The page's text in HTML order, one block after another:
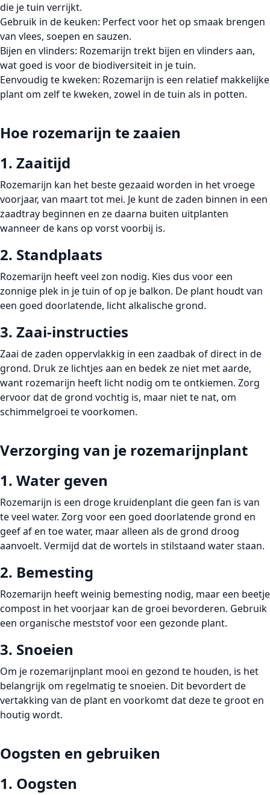
die je tuin verrijkt.
Gebruik in de keuken: Perfect voor het op smaak brengen
van vlees, soepen en sauzen.
Bijen en vlinders: Rozemarijn trekt bijen en vlinders aan,
wat goed is voor de biodiversiteit in je tuin.
Eenvoudig te kweken: Rozemarijn is een relatief makkelijke
plant om zelf te kweken, zowel in de tuin als in potten.
Hoe rozemarijn te zaaien
1. Zaaitijd
Rozemarijn kan het beste gezaaid worden in het vroege
voorjaar, van maart tot mei. Je kunt de zaden binnen in een
zaadtray beginnen en ze daarna buiten uitplanten
wanneer de kans op vorst voorbij is.
2. Standplaats
Rozemarijn heeft veel zon nodig. Kies dus voor een
zonnige plek in je tuin of op je balkon. De plant houdt van
een goed doorlatende, licht alkalische grond.
3. Zaai-instructies
Zaai de zaden oppervlakkig in een zaadbak of direct in de
grond. Druk ze lichtjes aan en bedek ze niet met aarde,
want rozemarijn heeft licht nodig om te ontkiemen. Zorg
ervoor dat de grond vochtig is, maar niet te nat, om
schimmelgroei te voorkomen.
Verzorging van je rozemarijnplant
1. Water geven
Rozemarijn is een droge kruidenplant die geen fan is van
te veel water. Zorg voor een goed doorlatende grond en
geef af en toe water, maar alleen als de grond droog
aanvoelt. Vermijd dat de wortels in stilstaand water staan.
2. Bemesting
Rozemarijn heeft weinig bemesting nodig, maar een beetje
compost in het voorjaar kan de groei bevorderen. Gebruik
een organische meststof voor een gezonde plant.
3. Snoeien
Om je rozemarijnplant mooi en gezond te houden, is het
belangrijk om regelmatig te snoeien. Dit bevordert de
vertakking van de plant en voorkomt dat deze te groot en
houtig wordt.
Oogsten en gebruiken
1. Oogsten